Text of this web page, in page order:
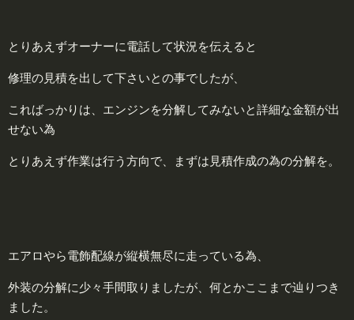
とりあえずオーナーに電話して状況を伝えると
修理の見積を出して下さいとの事でしたが、
こればっかりは、エンジンを分解してみないと詳細な金額が出
せない為
とりあえず作業は行う方向で、まずは見積作成の為の分解を。
エアロやら電飾配線が縦横無尽に走っている為、
外装の分解に少々手間取りましたが、何とかここまで辿りつき
ました。